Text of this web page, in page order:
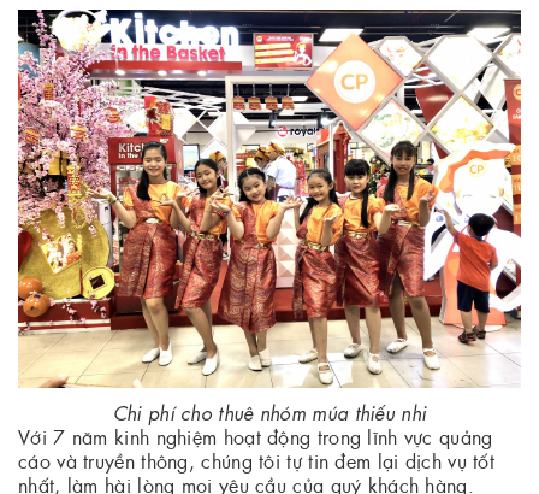
Chi phí cho thuê nhóm múa thiếu nhi
Với 7 năm kinh nghiệm hoạt động trong lĩnh vực quảng
cáo và truyền thông, chúng tôi tự tin đem lại dịch vụ tốt
nhất, làm hài lòng mọi yêu cầu của quý khách hàng.